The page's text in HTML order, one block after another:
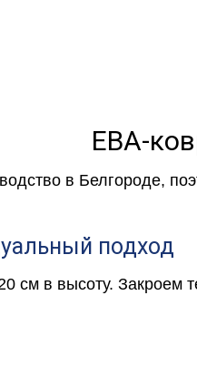
ЕВА-
в Белгороде,
подход
см в высоту. Закроем